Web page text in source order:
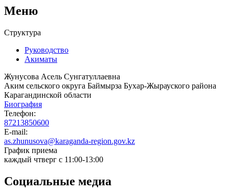
Меню
Структура
Руководство
Акиматы
Жунусова Асель Сунгатуллаевна
Аким сельского округа Баймырза Бухар-Жырауского района
Карагандинской области
Биография
Телефон:
87213850600
E-mail:
as.zhunusova@karaganda-region.gov.kz
График приема
каждый чтверг с 11:00-13:00
Социальные медиа